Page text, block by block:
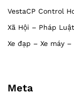
VestaCP Control
Xã Hội – Pháp Luật
Xe đạp – Xe máy –
Meta